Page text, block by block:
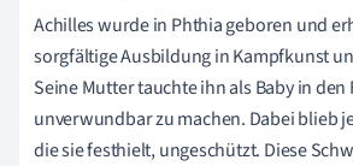
Achilles wurde in Phthia geboren und
sorgfältige Ausbildung in Kampfkunst
Seine Mutter tauchte ihn als Baby in den
unverwundbar zu machen. Dabei blieb
die sie festhielt, ungeschützt. Diese